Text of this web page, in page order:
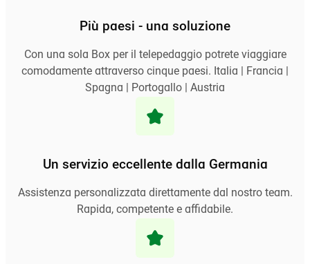
Più paesi - una soluzione
Con una sola Box per il telepedaggio potrete viaggiare
comodamente attraverso cinque paesi. Italia | Francia |
Spagna | Portogallo | Austria
Un servizio eccellente dalla Germania
Assistenza personalizzata direttamente dal nostro team.
Rapida, competente e affidabile.